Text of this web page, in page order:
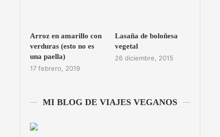
Arroz en amarillo con
verduras (esto no es
una paella)
17 febrero, 2019
Lasaña de boloñesa
vegetal
26 diciembre, 2015
MI BLOG DE VIAJES VEGANOS